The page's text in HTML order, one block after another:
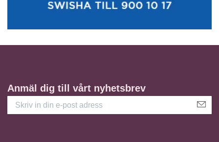
Anmäl dig till vårt nyhetsbrev